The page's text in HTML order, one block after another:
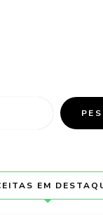
EM